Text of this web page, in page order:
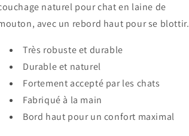
naturel pour chat en laine de
avec un rebord haut pour se blottir.
Très robuste et durable
Durable et naturel
Fortement accepté par les chats
Fabriqué à la main
Bord haut pour un confort maximal